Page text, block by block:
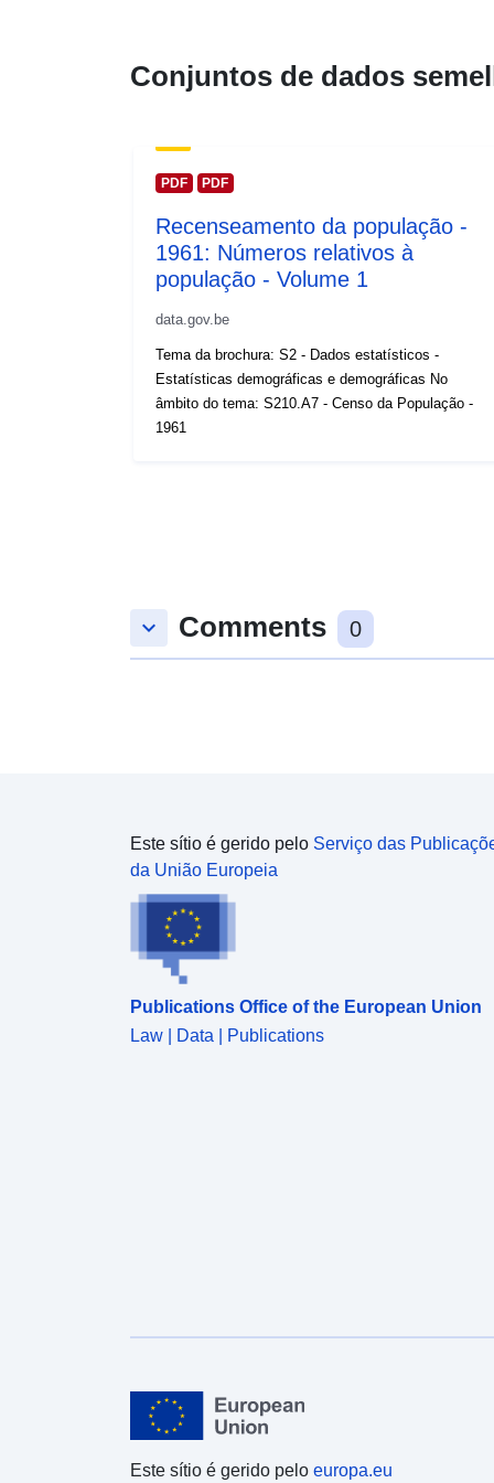
Conjuntos de dados
PDF PDF
Recenseamento da população -
1961: Números relativos à
população - Volume 1
data.gov.be
Tema da brochura: S2 - Dados estatísticos -
Estatísticas demográficas e demográficas No
âmbito do tema: S210.A7 - Censo da População -
1961
keyboard_arrow_down Comments 0
Este sítio é gerido pelo Serviço das
da União Europeia
Publications Office of the European Union
Law | Data | Publications
Este sítio é gerido pelo europa.eu